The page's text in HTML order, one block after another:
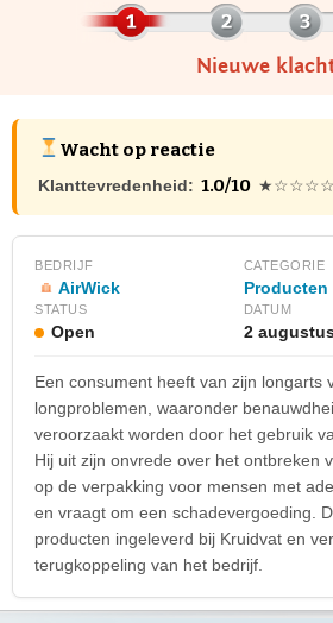
Nieuwe
Wacht op reactie
Klanttevredenheid: 1.0/10 ★☆☆☆☆
BEDRIJF
AirWick
CATEGORIE
Producten
STATUS
Open
DATUM
2
Een consument heeft van zijn longarts
longproblemen, waaronder
veroorzaakt worden door het gebruik
Hij uit zijn onvrede over het ontbreken
op de verpakking voor mensen met
en vraagt om een schadevergoeding.
producten ingeleverd bij Kruidvat en
terugkoppeling van het bedrijf.